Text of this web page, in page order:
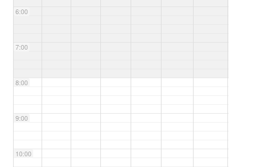
6:00
7:00
8:00
9:00
10:00